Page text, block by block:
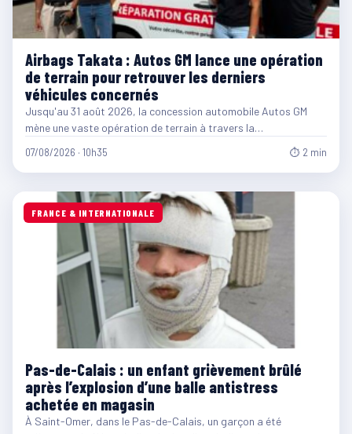
Airbags Takata : Autos GM lance une opération
de terrain pour retrouver les derniers
véhicules concernés
Jusqu'au 31 août 2026, la concession automobile Autos GM
mène une vaste opération de terrain à travers la…
07/08/2026 · 10h35 ⏱ 2 min
FRANCE & INTERNATIONALE
Pas-de-Calais : un enfant grièvement brûlé
après l’explosion d’une balle antistress
achetée en magasin
À Saint-Omer, dans le Pas-de-Calais, un garçon a été